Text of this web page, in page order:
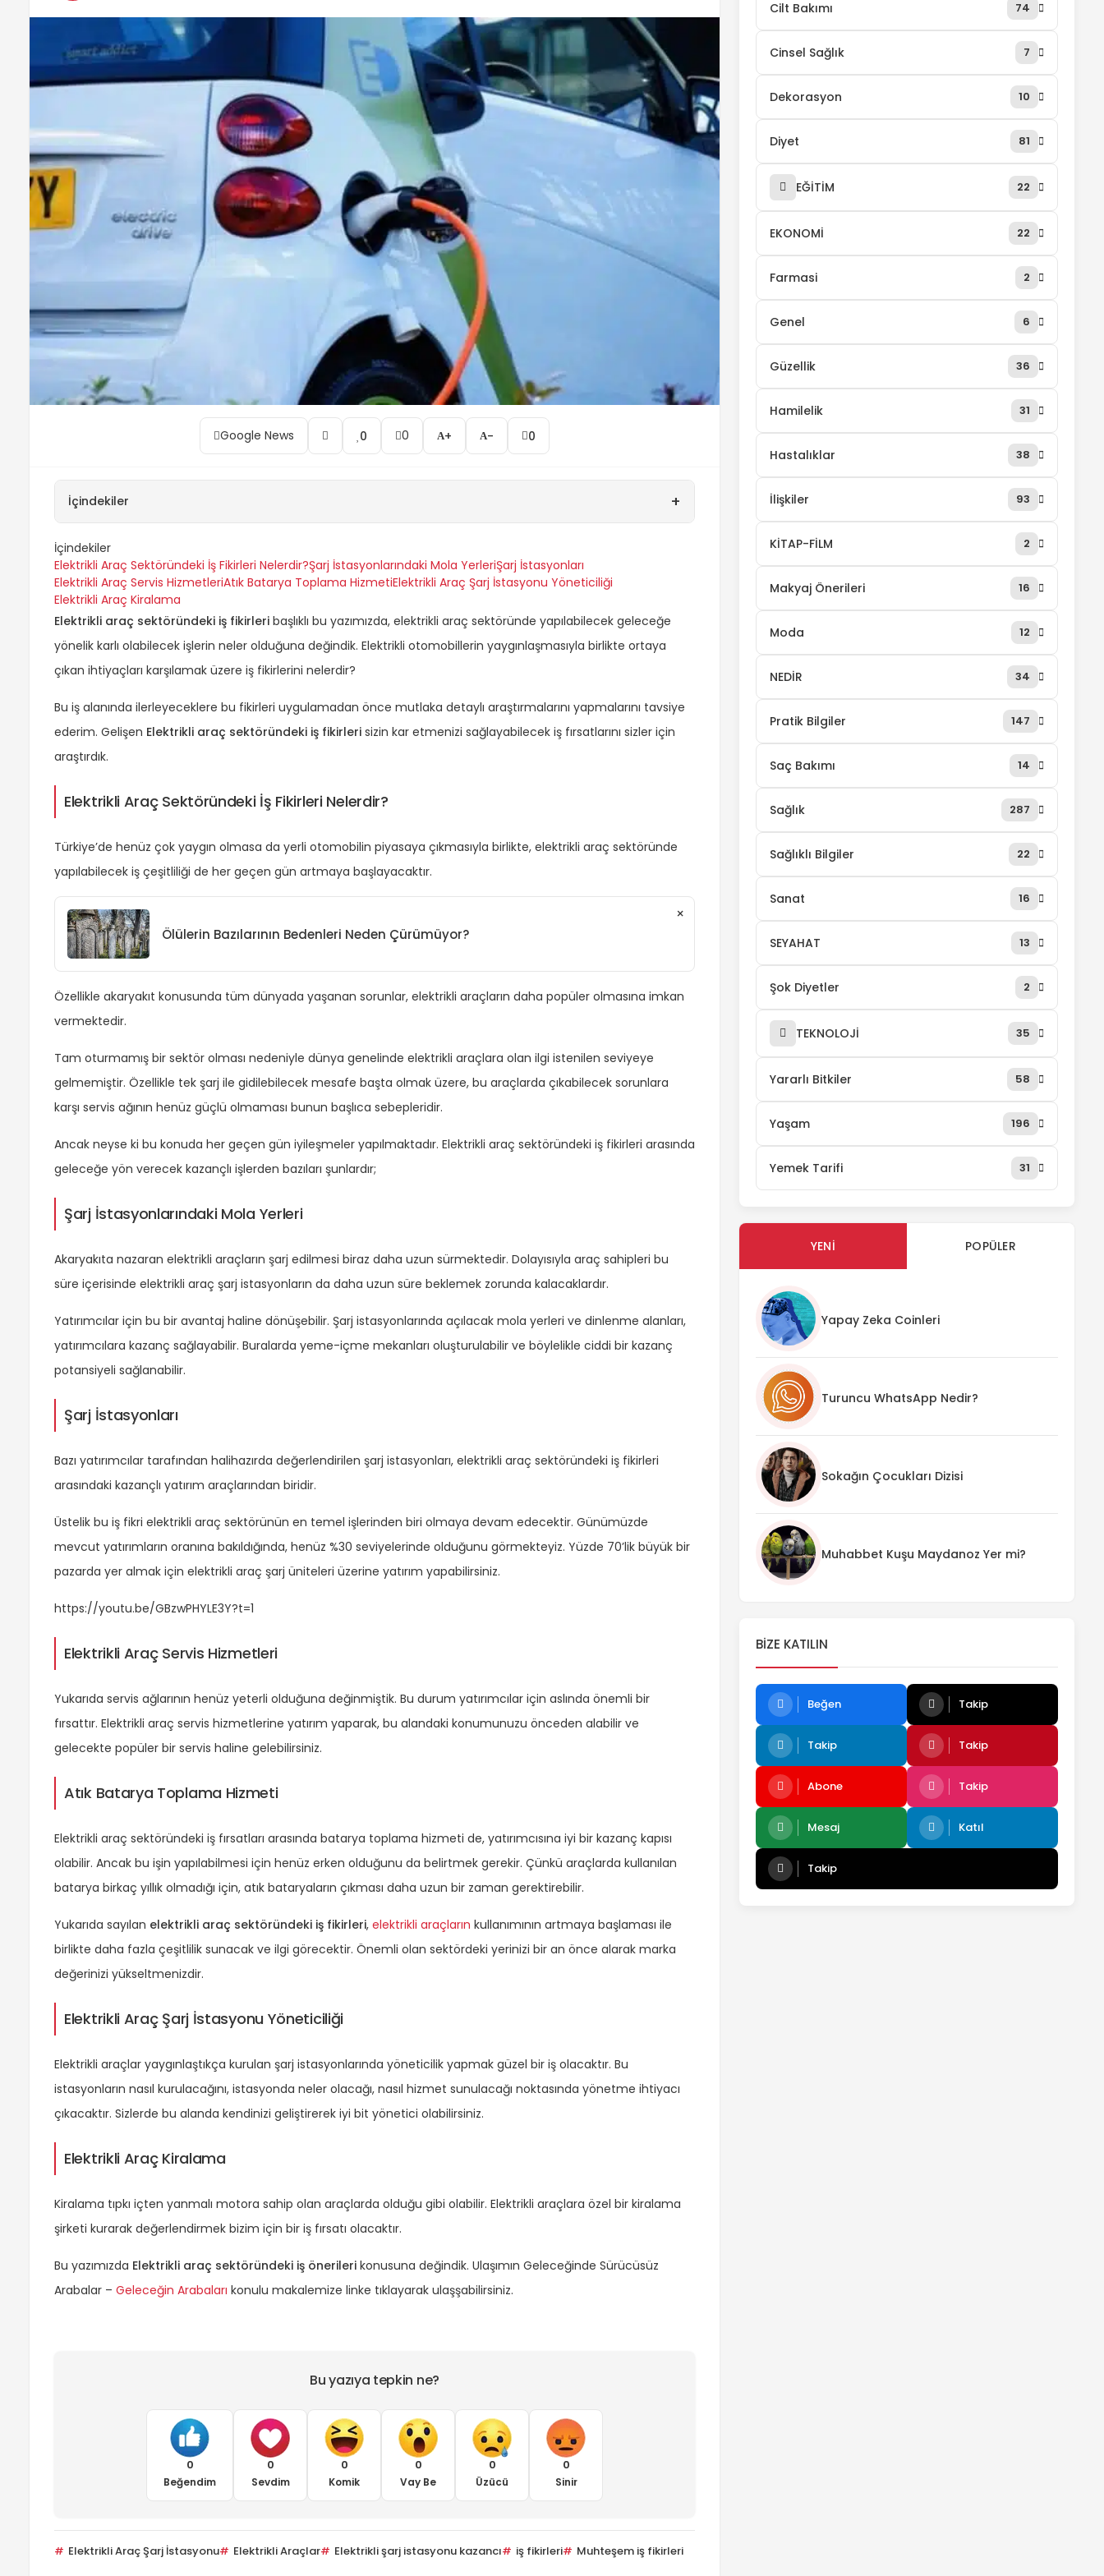
Google News 0 0 + - 0
İçindekiler +
İçindekiler
Elektrikli Araç Sektöründeki İş Fikirleri Nelerdir?Şarj İstasyonlarındaki Mola YerleriŞarj İstasyonları
Elektrikli Araç Servis HizmetleriAtık Batarya Toplama HizmetiElektrikli Araç Şarj İstasyonu Yöneticiliği
Elektrikli Araç Kiralama
Elektrikli araç sektöründeki iş fikirleri başlıklı bu yazımızda, elektrikli araç sektöründe yapılabilecek geleceğe
yönelik karlı olabilecek işlerin neler olduğuna değindik. Elektrikli otomobillerin yaygınlaşmasıyla birlikte ortaya
çıkan ihtiyaçları karşılamak üzere iş fikirlerini nelerdir?
Bu iş alanında ilerleyeceklere bu fikirleri uygulamadan önce mutlaka detaylı araştırmalarını yapmalarını tavsiye
ederim. Gelişen Elektrikli araç sektöründeki iş fikirleri sizin kar etmenizi sağlayabilecek iş fırsatlarını sizler için
araştırdık.
Elektrikli Araç Sektöründeki İş Fikirleri Nelerdir?
Türkiye’de henüz çok yaygın olmasa da yerli otomobilin piyasaya çıkmasıyla birlikte, elektrikli araç sektöründe
yapılabilecek iş çeşitliliği de her geçen gün artmaya başlayacaktır.
Ölülerin Bazılarının Bedenleri Neden Çürümüyor?
×
Özellikle akaryakıt konusunda tüm dünyada yaşanan sorunlar, elektrikli araçların daha popüler olmasına imkan
vermektedir.
Tam oturmamış bir sektör olması nedeniyle dünya genelinde elektrikli araçlara olan ilgi istenilen seviyeye
gelmemiştir. Özellikle tek şarj ile gidilebilecek mesafe başta olmak üzere, bu araçlarda çıkabilecek sorunlara
karşı servis ağının henüz güçlü olmaması bunun başlıca sebepleridir.
Ancak neyse ki bu konuda her geçen gün iyileşmeler yapılmaktadır. Elektrikli araç sektöründeki iş fikirleri arasında
geleceğe yön verecek kazançlı işlerden bazıları şunlardır;
Şarj İstasyonlarındaki Mola Yerleri
Akaryakıta nazaran elektrikli araçların şarj edilmesi biraz daha uzun sürmektedir. Dolayısıyla araç sahipleri bu
süre içerisinde elektrikli araç şarj istasyonların da daha uzun süre beklemek zorunda kalacaklardır.
Yatırımcılar için bu bir avantaj haline dönüşebilir. Şarj istasyonlarında açılacak mola yerleri ve dinlenme alanları,
yatırımcılara kazanç sağlayabilir. Buralarda yeme-içme mekanları oluşturulabilir ve böylelikle ciddi bir kazanç
potansiyeli sağlanabilir.
Şarj İstasyonları
Bazı yatırımcılar tarafından halihazırda değerlendirilen şarj istasyonları, elektrikli araç sektöründeki iş fikirleri
arasındaki kazançlı yatırım araçlarından biridir.
Üstelik bu iş fikri elektrikli araç sektörünün en temel işlerinden biri olmaya devam edecektir. Günümüzde
mevcut yatırımların oranına bakıldığında, henüz %30 seviyelerinde olduğunu görmekteyiz. Yüzde 70’lik büyük bir
pazarda yer almak için elektrikli araç şarj üniteleri üzerine yatırım yapabilirsiniz.
https://youtu.be/GBzwPHYLE3Y?t=1
Elektrikli Araç Servis Hizmetleri
Yukarıda servis ağlarının henüz yeterli olduğuna değinmiştik. Bu durum yatırımcılar için aslında önemli bir
fırsattır. Elektrikli araç servis hizmetlerine yatırım yaparak, bu alandaki konumunuzu önceden alabilir ve
gelecekte popüler bir servis haline gelebilirsiniz.
Atık Batarya Toplama Hizmeti
Elektrikli araç sektöründeki iş fırsatları arasında batarya toplama hizmeti de, yatırımcısına iyi bir kazanç kapısı
olabilir. Ancak bu işin yapılabilmesi için henüz erken olduğunu da belirtmek gerekir. Çünkü araçlarda kullanılan
batarya birkaç yıllık olmadığı için, atık bataryaların çıkması daha uzun bir zaman gerektirebilir.
Yukarıda sayılan elektrikli araç sektöründeki iş fikirleri, elektrikli araçların kullanımının artmaya başlaması ile
birlikte daha fazla çeşitlilik sunacak ve ilgi görecektir. Önemli olan sektördeki yerinizi bir an önce alarak marka
değerinizi yükseltmenizdir.
Elektrikli Araç Şarj İstasyonu Yöneticiliği
Elektrikli araçlar yaygınlaştıkça kurulan şarj istasyonlarında yöneticilik yapmak güzel bir iş olacaktır. Bu
istasyonların nasıl kurulacağını, istasyonda neler olacağı, nasıl hizmet sunulacağı noktasında yönetme ihtiyacı
çıkacaktır. Sizlerde bu alanda kendinizi geliştirerek iyi bit yönetici olabilirsiniz.
Elektrikli Araç Kiralama
Kiralama tıpkı içten yanmalı motora sahip olan araçlarda olduğu gibi olabilir. Elektrikli araçlara özel bir kiralama
şirketi kurarak değerlendirmek bizim için bir iş fırsatı olacaktır.
Bu yazımızda Elektrikli araç sektöründeki iş önerileri konusuna değindik. Ulaşımın Geleceğinde Sürücüsüz
Arabalar – Geleceğin Arabaları konulu makalemize linke tıklayarak ulaşşabilirsiniz.
Bu yazıya tepkin ne?
0
Beğendim
0
Sevdim
0
Komik
0
Vay Be
0
Üzücü
0
Sinir
Elektrikli Araç Şarj İstasyonu Elektrikli Araçlar Elektrikli şarj istasyonu kazancı iş fikirleri Muhteşem iş fikirleri
Cilt Bakımı 74
Cinsel Sağlık 7
Dekorasyon 10
Diyet 81
EĞİTİM 22
EKONOMİ 22
Farmasi 2
Genel 6
Güzellik 36
Hamilelik 31
Hastalıklar 38
İlişkiler 93
KİTAP-FİLM 2
Makyaj Önerileri 16
Moda 12
NEDİR 34
Pratik Bilgiler 147
Saç Bakımı 14
Sağlık 287
Sağlıklı Bilgiler 22
Sanat 16
SEYAHAT 13
Şok Diyetler 2
TEKNOLOJİ 35
Yararlı Bitkiler 58
Yaşam 196
Yemek Tarifi 31
YENI POPÜLER
Yapay Zeka Coinleri
Turuncu WhatsApp Nedir?
Sokağın Çocukları Dizisi
Muhabbet Kuşu Maydanoz Yer mi?
BIZE KATILIN
Beğen Takip
Takip Takip
Abone Takip
Mesaj Katıl
Takip